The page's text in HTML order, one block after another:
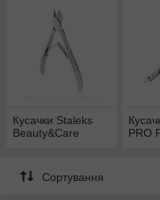
Кусачки Staleks
Beauty&Care
PRO
Сортування